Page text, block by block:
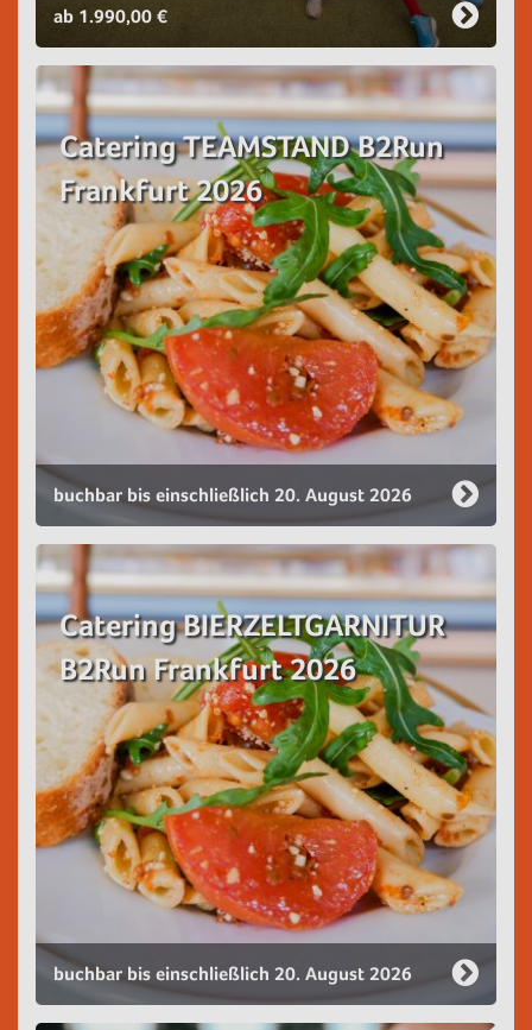
ab 1.990,00 €
Catering TEAMSTAND B2Run
Frankfurt 2026
buchbar bis einschließlich 20. August 2026
Catering BIERZELTGARNITUR
B2Run Frankfurt 2026
buchbar bis einschließlich 20. August 2026